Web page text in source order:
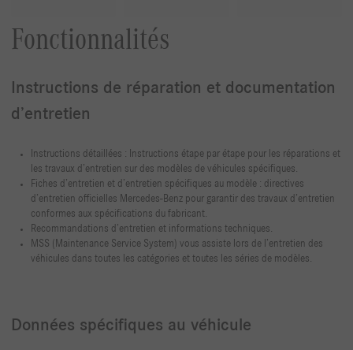
Fonctionnalités
Instructions de réparation et documentation
d’entretien
Instructions détaillées : Instructions étape par étape pour les réparations et
les travaux d’entretien sur des modèles de véhicules spécifiques.
Fiches d’entretien et d’entretien spécifiques au modèle : directives
d’entretien officielles Mercedes-Benz pour garantir des travaux d’entretien
conformes aux spécifications du fabricant.
Recommandations d’entretien et informations techniques.
MSS (Maintenance Service System) vous assiste lors de l’entretien des
véhicules dans toutes les catégories et toutes les séries de modèles.
Données spécifiques au véhicule